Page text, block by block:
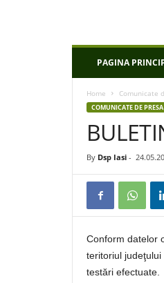
P
PAGINA
Home Comunicate
COMUNICATE DE PRESA
By Dsp Iasi -
Conform datelor
teritoriul
testări efectuate.